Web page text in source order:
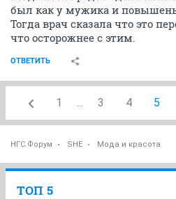
был как у мужика и
Тогда врач сказала что это
что осторожнее с этим.
ОТВЕТИТЬ
1 ... 3 4 5
НГС.Форум SHE Мода и красота
ТОП 5